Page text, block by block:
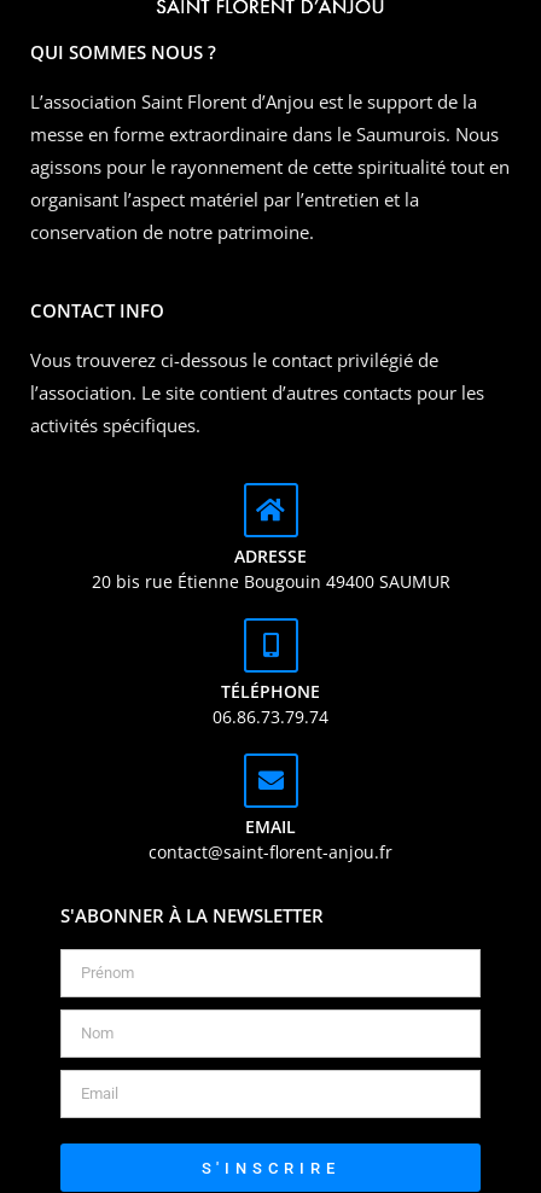
QUI SOMMES NOUS ?
L’association Saint Florent d’Anjou est le support de la
messe en forme extraordinaire dans le Saumurois. Nous
agissons pour le rayonnement de cette spiritualité tout en
organisant l’aspect matériel par l’entretien et la
conservation de notre patrimoine.
CONTACT INFO
Vous trouverez ci-dessous le contact privilégié de
l’association. Le site contient d’autres contacts pour les
activités spécifiques.
ADRESSE
20 bis rue Étienne Bougouin 49400 SAUMUR
TÉLÉPHONE
06.86.73.79.74
EMAIL
contact@saint-florent-anjou.fr
S'ABONNER À LA NEWSLETTER
S'INSCRIRE